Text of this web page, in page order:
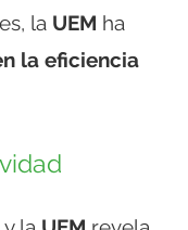
la UEM ha
la eficiencia